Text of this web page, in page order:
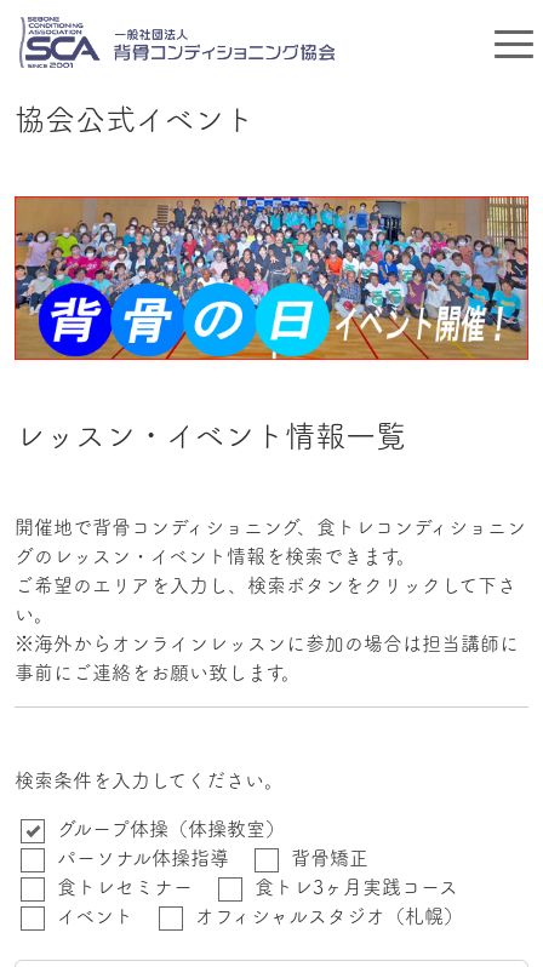
協会公式イベント
レッスン・イベント情報一覧
開催地で背骨コンディショニング、食トレコンディショニン
グのレッスン・イベント情報を検索できます。
ご希望のエリアを入力し、検索ボタンをクリックして下さ
い。
※海外からオンラインレッスンに参加の場合は担当講師に
事前にご連絡をお願い致します。
検索条件を入力してください。
グループ体操（体操教室）
パーソナル体操指導
背骨矯正
食トレセミナー
食トレ3ヶ月実践コース
イベント
オフィシャルスタジオ（札幌）